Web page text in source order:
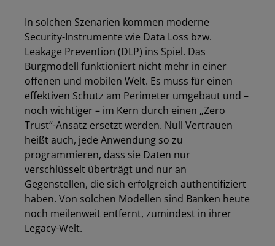
In solchen Szenarien kommen moderne
Security-Instrumente wie Data Loss bzw.
Leakage Prevention (DLP) ins Spiel. Das
Burgmodell funktioniert nicht mehr in einer
offenen und mobilen Welt. Es muss für einen
effektiven Schutz am Perimeter umgebaut und –
noch wichtiger – im Kern durch einen „Zero
Trust“-Ansatz ersetzt werden. Null Vertrauen
heißt auch, jede Anwendung so zu
programmieren, dass sie Daten nur
verschlüsselt überträgt und nur an
Gegenstellen, die sich erfolgreich authentifiziert
haben. Von solchen Modellen sind Banken heute
noch meilenweit entfernt, zumindest in ihrer
Legacy-Welt.